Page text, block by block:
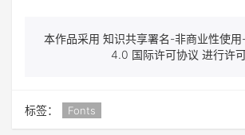
本作品采用 知识共享署名-非商业性使
4.0 国际许可协议 进行许
标签： Fonts